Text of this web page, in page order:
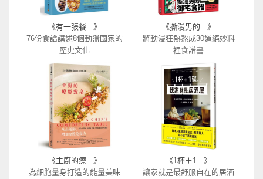
《有一張餐...》
76份食譜講述8個動盪國家的
歷史文化
《撕漫男的...》
將動漫狂熱熬成30道絕妙料
裡食譜書
《主廚的療...》
為細胞量身打造的能量美味
《1杯＋1...》
讓家就是最舒服自在的居酒